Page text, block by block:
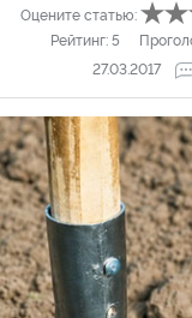
Оцените статью:
Рейтинг:5
27.03.2017